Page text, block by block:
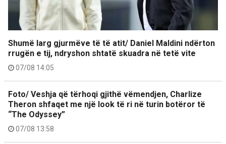
Shumë larg gjurmëve të të atit/ Daniel Maldini ndërton
rrugën e tij, ndryshon shtatë skuadra në tetë vite
07/08 14:05
Foto/ Veshja që tërhoqi gjithë vëmendjen, Charlize
Theron shfaqet me një look të ri në turin botëror të
“The Odyssey”
07/08 13:58